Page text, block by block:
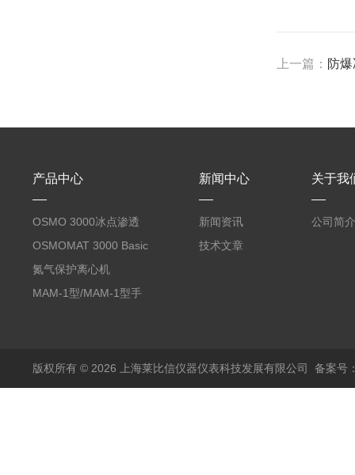
上一篇： 防
产品中心
OSMO 3000冰点渗透
压仪
OSMOMAT 3000 Basic
冰点渗透压仪
氮气保护离心机
MAM-1型/MAM-1型手
新闻中心
新闻资讯
技术文章
关于我
公司简介
版权所有 © 2026 上海莱比信仪器仪表科技发展有限公司 备案号